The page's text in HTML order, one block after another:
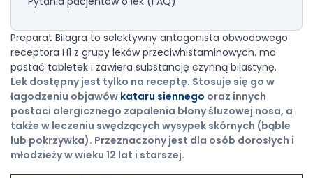
Preparat Bilagra to selektywny antagonista obwodowego
receptora H1 z grupy leków przeciwhistaminowych. ma
postać tabletek i zawiera substancję czynną bilastynę.
Lek dostępny jest tylko na receptę. Stosuje się go w
łagodzeniu objawów kataru siennego oraz innych
postaci alergicznego zapalenia błony śluzowej nosa, a
także w leczeniu swędzących wysypek skórnych (bąble
lub pokrzywka). Przeznaczony jest dla osób dorosłych i
młodzieży w wieku 12 lat i starszej.